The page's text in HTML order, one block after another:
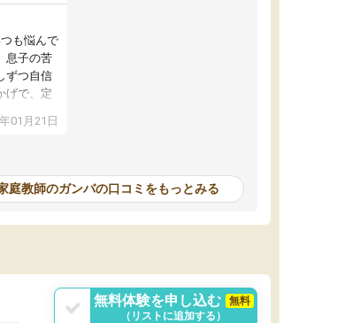
も悩んで
息子の苦
ずつ自信
げで、定
本人もと
01月21日
庭教師のガンバの口コミをもっとみる
無料体験を申し込む
無料
（リストに追加する）